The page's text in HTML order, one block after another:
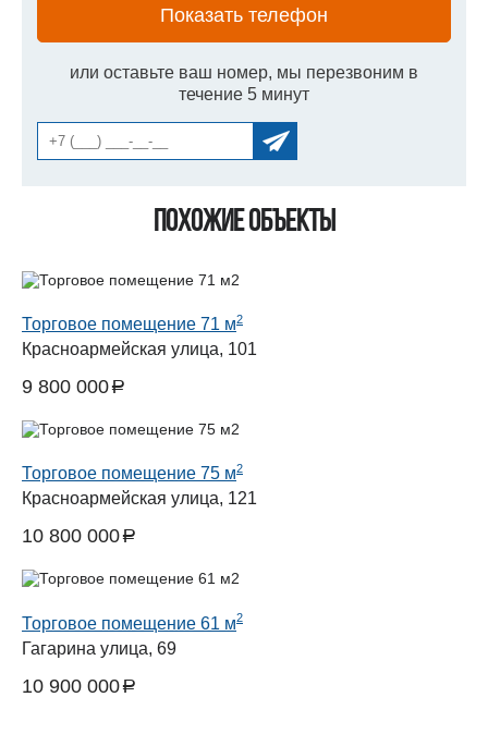
Показать телефон
или оставьте ваш номер, мы перезвоним в
течение 5 минут
Похожие объекты
Торговое помещение 71 м2
Красноармейская улица, 101
9 800 000a
Торговое помещение 75 м2
Красноармейская улица, 121
10 800 000a
Торговое помещение 61 м2
Гагарина улица, 69
10 900 000a